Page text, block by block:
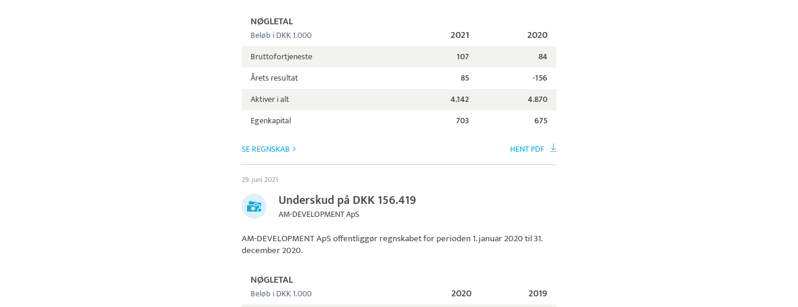
NØGLETAL
Beløb i DKK 1.000 2021 2020
Bruttofortjeneste 107
84
Årets resultat
85
-156
Aktiver i alt
4.142
4.870
Egenkapital
703 675
SE REGNSKAB HENT PDF
29. juni 2021
Underskud på DKK 156.419
AM-DEVELOPMENT ApS
AM-DEVELOPMENT ApSoffentliggør regnskabet for perioden 1. januar 2020 til 31.
december 2020.
NØGLETAL
Beløb i DKK 1.000 2020 2019